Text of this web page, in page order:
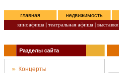
главная недвижимость
киноафиша | театральная афиша | выставки
Разделы сайта
Концерты